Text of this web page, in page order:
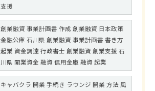
支援
創業融資 事業計画書 作成 創業融資 日本政策
金融公庫 石川県 創業融資 事業計画書 書き方
起業 資金調達 行政書士 創業融資 創業支援 石
川県 開業資金 融資 信用金庫 融資 起業
キャバクラ 開業 手続き ラウンジ 開業 方法 風